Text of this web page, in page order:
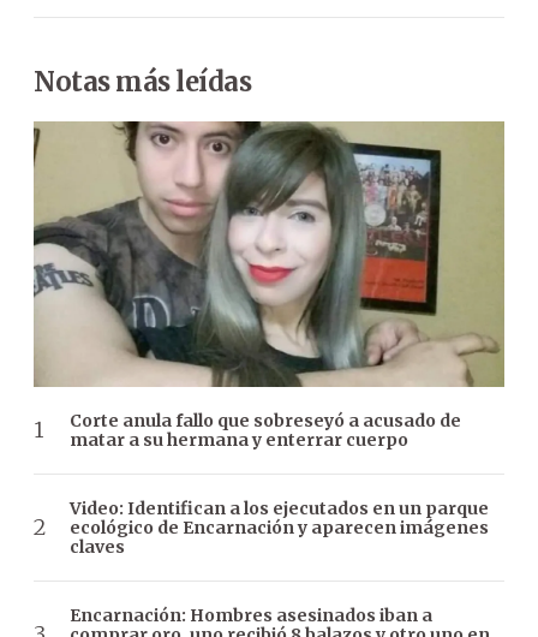
Notas más leídas
Corte anula fallo que sobreseyó a acusado de
matar a su hermana y enterrar cuerpo
Video: Identifican a los ejecutados en un parque
ecológico de Encarnación y aparecen imágenes
claves
Encarnación: Hombres asesinados iban a